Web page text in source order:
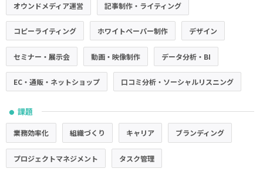
オウンドメディア運営 記事制作・ライティング
コピーライティング ホワイトペーパー制作 デザイン
セミナー・展示会 動画・映像制作 データ分析・BI
EC・通販・ネットショップ 口コミ分析・ソーシャルリスニング
● 課題
業務効率化 組織づくり キャリア ブランディング
プロジェクトマネジメント タスク管理